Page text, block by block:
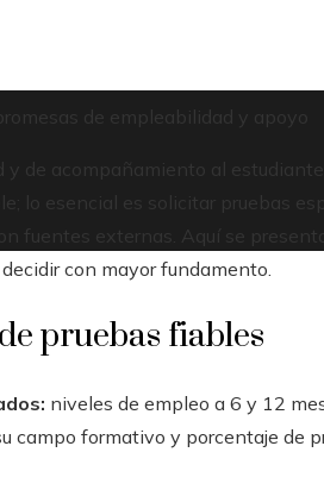
de empleabilidad y apoyo
de acompañamiento al
lo esencial es solicitar pruebas
fuentes externas. Aquí se
con mayor fundamento.
pruebas fiables
niveles de empleo a 6 y 12
campo formativo y porcentaje de